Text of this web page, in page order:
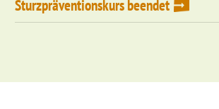
Sturzpräventionskurs beendet